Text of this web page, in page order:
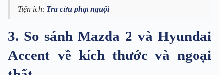
Tiện ích: Tra cứu phạt nguội
3. So sánh Mazda 2 và Hyundai
Accent về kích thước và ngoại